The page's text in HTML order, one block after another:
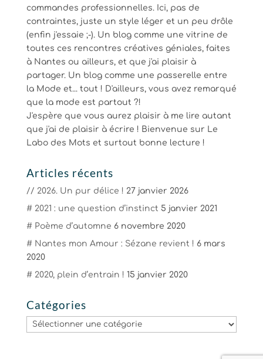
commandes professionnelles. Ici, pas de
contraintes, juste un style léger et un peu drôle
(enfin j'essaie ;-). Un blog comme une vitrine de
toutes ces rencontres créatives géniales, faites
à Nantes ou ailleurs, et que j'ai plaisir à
partager. Un blog comme une passerelle entre
la Mode et... tout ! D'ailleurs, vous avez remarqué
que la mode est partout ?!
J'espère que vous aurez plaisir à me lire autant
que j'ai de plaisir à écrire ! Bienvenue sur Le
Labo des Mots et surtout bonne lecture !
Articles récents
// 2026. Un pur délice ! 27 janvier 2026
# 2021 : une question d’instinct 5 janvier 2021
# Poème d’automne 6 novembre 2020
# Nantes mon Amour : Sézane revient ! 6 mars
2020
# 2020, plein d’entrain ! 15 janvier 2020
Catégories
Catégories